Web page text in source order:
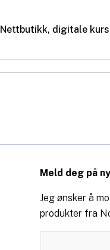
Nettbutikk, digitale kurs
Meld deg på
Jeg ønsker å
produkter fra